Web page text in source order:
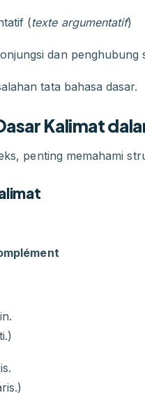
(texte argumentatif)
dan penghubung
tata bahasa dasar.
Kalimat
penting memahami